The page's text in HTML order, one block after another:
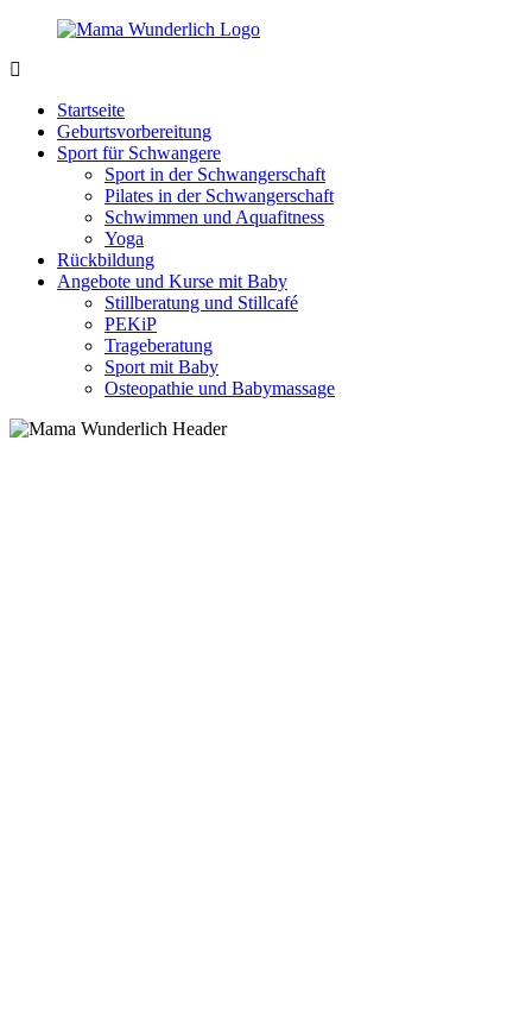
Zurück
Inhalt
sein
wunderbar!
Startseite
Geburtsvorbereitung
Sport für Schwangere
Sport in der Schwangerschaft
Pilates in der Schwangerschaft
Schwimmen und Aquafitness
Yoga
Rückbildung
Angebote und Kurse mit Baby
Stillberatung und Stillcafé
PEKiP
Trageberatung
Sport mit Baby
Osteopathie und Babymassage